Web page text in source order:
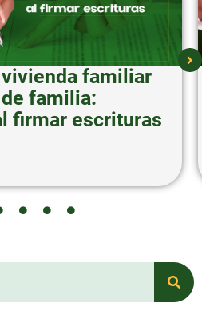
familiar
familia:
firmar escrituras